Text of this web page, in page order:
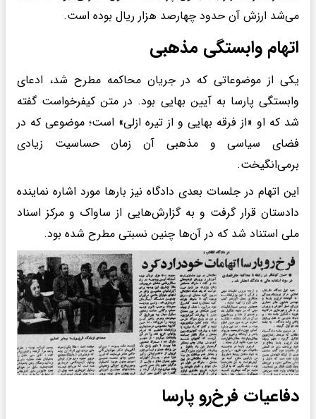
می‌شد ارزش آن حدود چهارصد هزار ریال بوده است.
اتهام وابستگی مذهبی
یکی از موضوعاتی که در جریان محاکمه مطرح شد، ادعای
وابستگی پارسا به آیین بهایی بود. در متن کیفرخواست گفته
شد که او «از فرقه بهایی و از تیره ازلی» است؛ موضوعی که در
فضای سیاسی و مذهبی آن زمان حساسیت زیادی
برمی‌انگیخت.
این اتهام در جلسات بعدی دادگاه نیز بارها مورد اشاره نماینده
دادستان قرار گرفت و به گزارش‌هایی از ساواک و مرکز اسناد
ملی استناد شد که در آن‌ها چنین نسبتی مطرح شده بود.
دفاعیات فرخ‌رو پارسا